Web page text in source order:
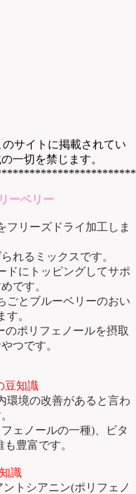
サイトに掲載されてい
一切を禁じます。
ーベリー
フリーズドライ加工しま
れるミックスです。
ドにトッピングしてサポ
です。
ごとブルーベリーのおい
す。
のポリフェノールを摂取
つです。
豆知識
環境の改善があると言わ
ェノールの一種)、ビタ
豊富です。
識
トシアニン(ポリフェノ